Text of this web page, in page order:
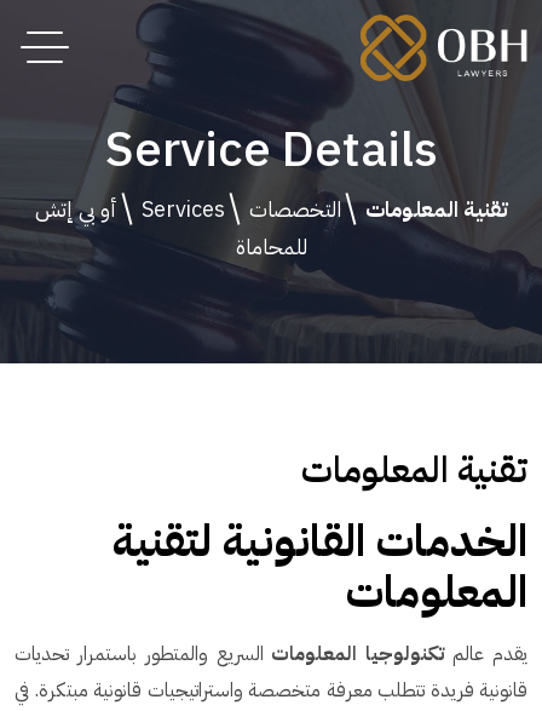
Service Details
تقنية المعلومات التخصصات Services
أو بي إتش
للمحاماة
تقنية المعلومات
الخدمات القانونية لتقنية
المعلومات
يقدم عالمتكنولوجيا المعلومات السريع والمتطور باستمرار تحديات
قانونية فريدة تتطلب معرفة متخصصة واستراتيجيات قانونية مبتكرة. في